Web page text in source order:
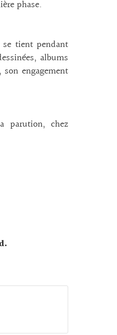
phase.
tient pendant
albums
engagement
parution, chez